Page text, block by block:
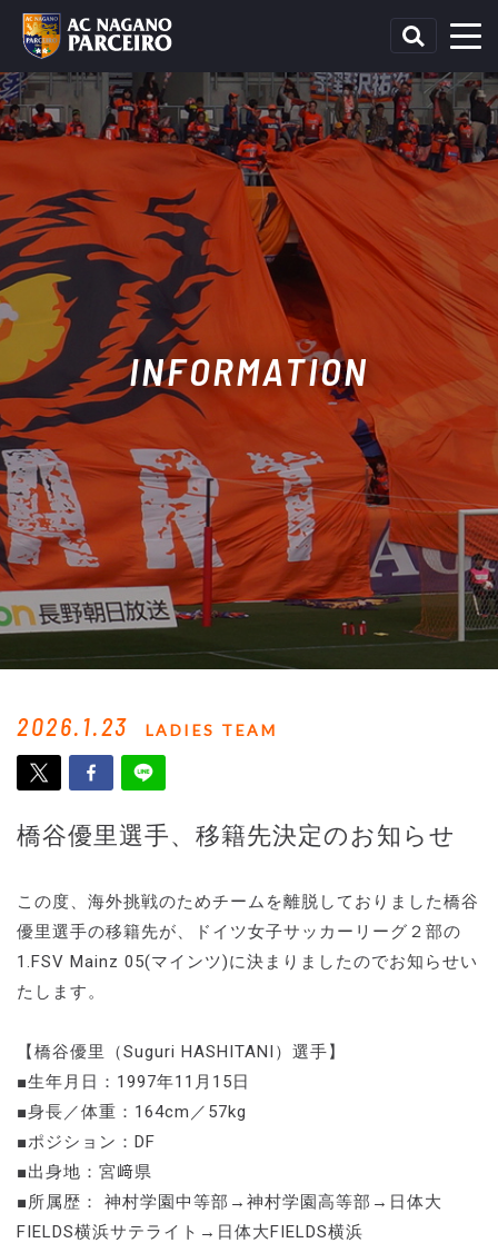
INFORMATION
2026.1.23 LADIES TEAM
橋谷優里選手、移籍先決定のお知らせ
この度、海外挑戦のためチームを離脱しておりました橋谷
優里選手の移籍先が、ドイツ女子サッカーリーグ２部の
1.FSV Mainz 05(マインツ)に決まりましたのでお知らせい
たします。
【橋谷優里（Suguri HASHITANI）選手】
■生年月日：1997年11月15日
■身長／体重：164cm／57kg
■ポジション：DF
■出身地：宮﨑県
■所属歴： 神村学園中等部→神村学園高等部→日体大
FIELDS横浜サテライト→日体大FIELDS横浜